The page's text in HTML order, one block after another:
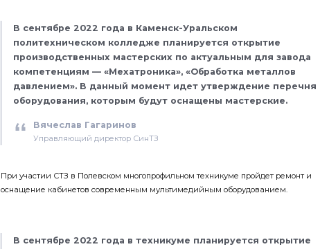
В сентябре 2022 года в Каменск-Уральском
политехническом колледже планируется открытие
производственных мастерских по актуальным для завода
компетенциям — «Мехатроника», «Обработка металлов
давлением». В данный момент идет утверждение перечня
оборудования, которым будут оснащены мастерские.
Вячеслав Гагаринов
Управляющий директор СинТЗ
При участии СТЗ в Полевском многопрофильном техникуме пройдет ремонт и
оснащение кабинетов современным мультимедийным оборудованием.
В сентябре 2022 года в техникуме планируется открытие